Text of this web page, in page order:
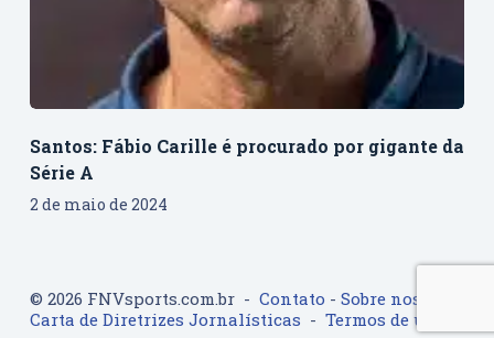
Santos: Fábio Carille é procurado por gigante da
Série A
2 de maio de 2024
© 2026 FNVsports.com.br - Contato - Sobre nos
Carta de Diretrizes Jornalísticas - Termos de uso